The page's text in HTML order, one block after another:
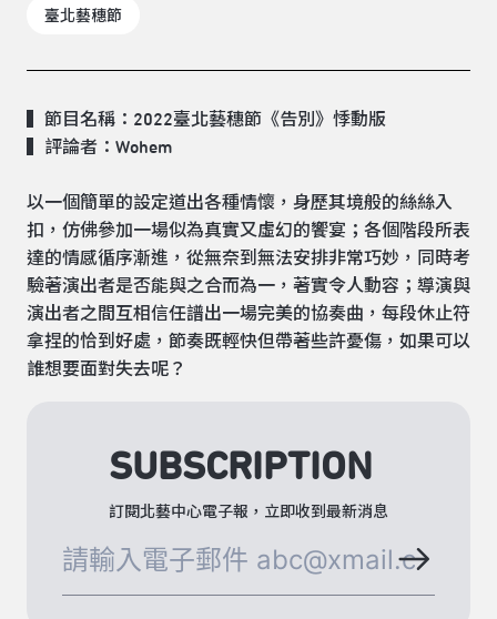
臺北藝穗節
▍節目名稱：2022臺北藝穗節 《告別》悸動版
▍評論者：Wohem
以一個簡單的設定道出各種情懷，身歷其境般的絲絲入
扣，仿佛參加一場似為真實又虛幻的饗宴；各個階段所表
達的情感循序漸進，從無奈到無法安排非常巧妙，同時考
驗著演出者是否能與之合而為一，著實令人動容；導演與
演出者之間互相信任譜出一場完美的協奏曲，每段休止符
拿捏的恰到好處，節奏既輕快但帶著些許憂傷，如果可以
誰想要面對失去呢？
SUBSCRIPTION
訂閱北藝中心電子報，立即收到最新消息